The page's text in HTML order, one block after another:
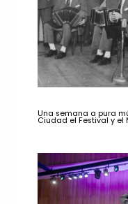
Una semana a pura
Ciudad el Festival y